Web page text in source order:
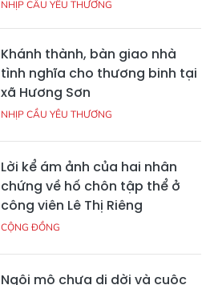
NHỊP CẦU YÊU THƯƠNG
Khánh thành, bàn giao nhà
tình nghĩa cho thương binh tại
xã Hương Sơn
NHỊP CẦU YÊU THƯƠNG
Lời kể ám ảnh của hai nhân
chứng về hố chôn tập thể ở
công viên Lê Thị Riêng
CỘNG ĐỒNG
Ngôi mộ chưa di dời và cuộc